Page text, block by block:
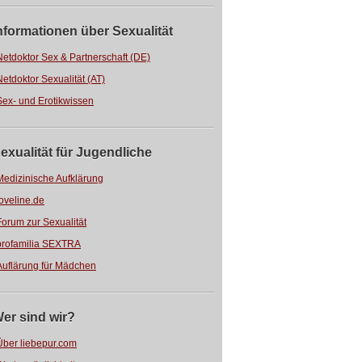
über Sexualität
Sex & Partnerschaft (DE)
Sexualität (AT)
und Erotikwissen
für Jugendliche
Aufklärung
zur Sexualität
SEXTRA
für Mädchen
sind wir?
liebepur.com